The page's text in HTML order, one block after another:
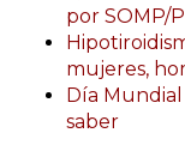
por SOMP/
mujeres,
Día
saber